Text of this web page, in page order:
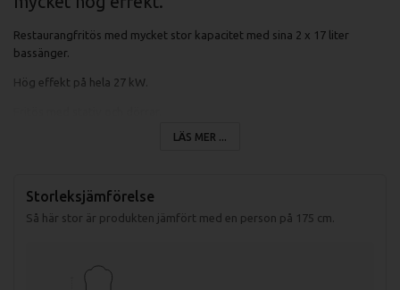
Restaurangfritös med mycket stor kapacitet med sina 2 x 17 liter
bassänger.
Hög effekt på hela 27 kW.
Uppvikbara element för enklare rengöring.
fritösen.
Termostat som styr temperaturen på fritösen mellan 50-190 grader.
Fritöskorgens storlek är 280x300x120 mm.
LÄS MER ...
Storleksjämförelse
Så här stor är produkten jämfört med en person på 175 cm.